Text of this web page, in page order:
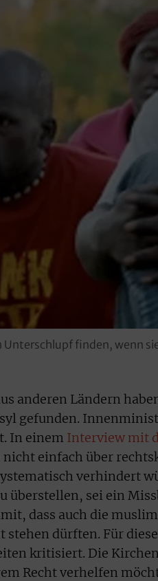
finden, wenn
anderen Ländern
gefunden.
In einem Interview mit
einfach über
verhindert
überstellen, sei ein
dass auch die
stehen dürften. Für
kritisiert. Die
Recht verhelfen